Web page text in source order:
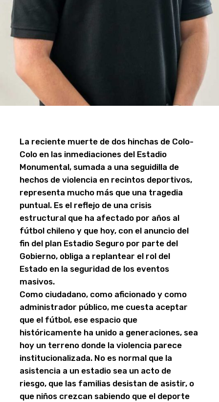
La reciente muerte de dos hinchas de Colo-
Colo en las inmediaciones del Estadio
Monumental, sumada a una seguidilla de
hechos de violencia en recintos deportivos,
representa mucho más que una tragedia
puntual. Es el reflejo de una crisis
estructural que ha afectado por años al
fútbol chileno y que hoy, con el anuncio del
fin del plan Estadio Seguro por parte del
Gobierno, obliga a replantear el rol del
Estado en la seguridad de los eventos
masivos.
Como ciudadano, como aficionado y como
administrador público, me cuesta aceptar
que el fútbol, ese espacio que
históricamente ha unido a generaciones, sea
hoy un terreno donde la violencia parece
institucionalizada. No es normal que la
asistencia a un estadio sea un acto de
riesgo, que las familias desistan de asistir, o
que niños crezcan sabiendo que el deporte